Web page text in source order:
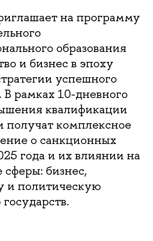
на программу
образования
и бизнес в эпоху
успешного
В рамках 10-дневного
квалификации
получат комплексное
о санкционных
года и их влиянии на
сферы: бизнес,
и политическую